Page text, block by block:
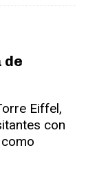
de
Eiffel,
con